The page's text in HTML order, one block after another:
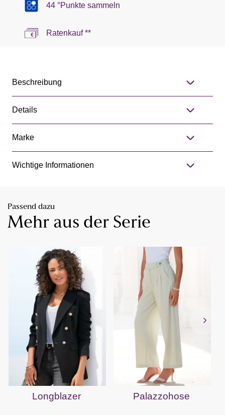
44 °Punkte sammeln
Ratenkauf **
Beschreibung
Details
Marke
Wichtige Informationen
Passend dazu
Mehr aus der Serie
Longblazer Palazzohose